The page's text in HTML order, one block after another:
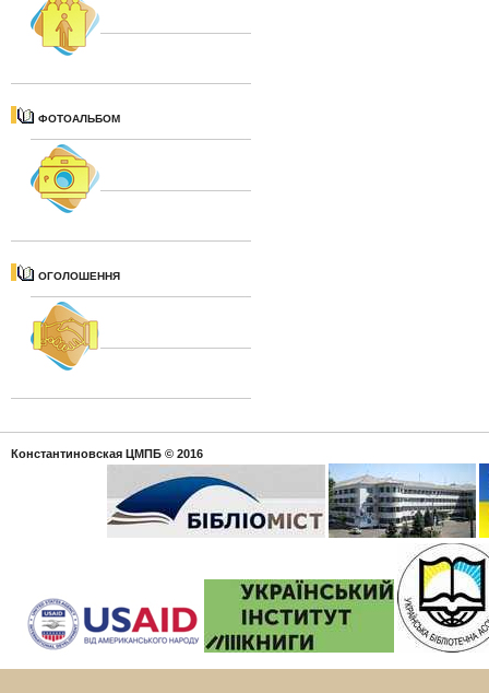
ФОТОАЛЬБОМ
ОГОЛОШЕННЯ
Константиновская ЦМПБ © 2016